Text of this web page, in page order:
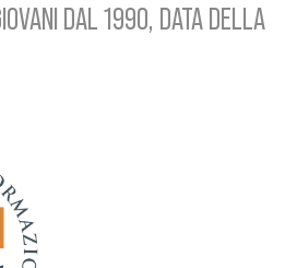
DAL 1990, DATA DELLA